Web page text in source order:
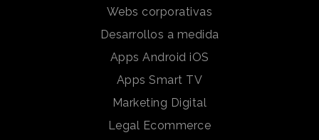
Webs corporativas
Desarrollos a medida
Apps Android iOS
Apps Smart TV
Marketing Digital
Legal Ecommerce